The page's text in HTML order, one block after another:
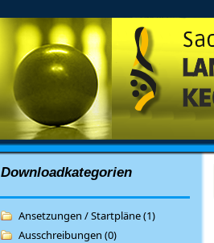
Downloadkategorien
Ansetzungen / Startpläne (1)
Ausschreibungen (0)